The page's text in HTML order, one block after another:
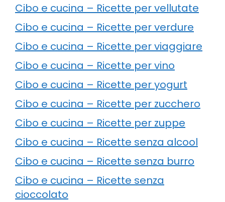
Cibo e cucina – Ricette per vellutate
Cibo e cucina – Ricette per verdure
Cibo e cucina – Ricette per viaggiare
Cibo e cucina – Ricette per vino
Cibo e cucina – Ricette per yogurt
Cibo e cucina – Ricette per zucchero
Cibo e cucina – Ricette per zuppe
Cibo e cucina – Ricette senza alcool
Cibo e cucina – Ricette senza burro
Cibo e cucina – Ricette senza
cioccolato